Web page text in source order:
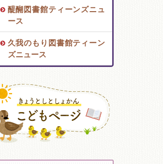
醍醐図書館ティーンズニュ
ース
久我のもり図書館ティーン
ズニュース